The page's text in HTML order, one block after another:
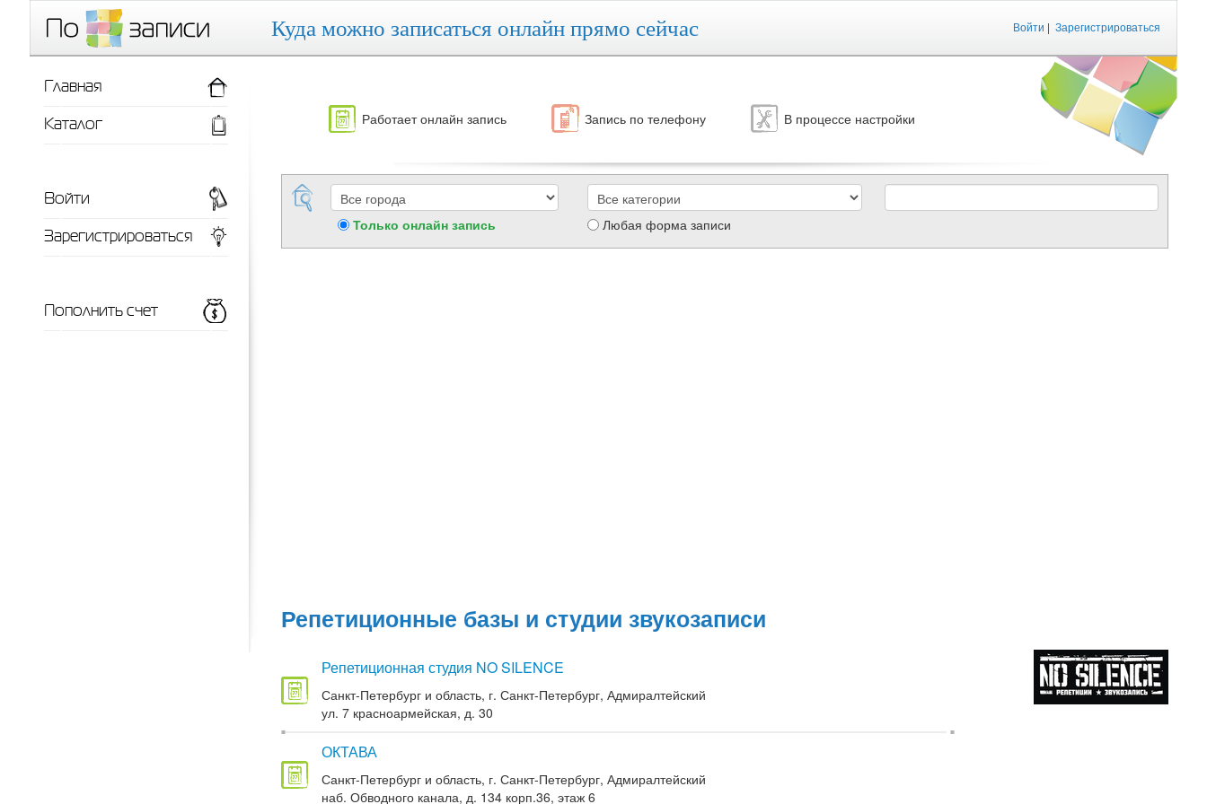
Войти | Зарегистрироваться
Куда можно записаться онлайн прямо сейчас
Работает онлайн запись Запись по телефону В процессе настройки
Только онлайн запись Любая форма записи
Репетиционные базы и студии звукозаписи
Репетиционная студия NO SILENCE
Санкт-Петербург и область, г. Санкт-Петербург, Адмиралтейский
ул. 7 красноармейская, д. 30
ОКТАВА
Санкт-Петербург и область, г. Санкт-Петербург, Адмиралтейский
наб. Обводного канала, д. 134 корп.36, этаж 6
Главная
Каталог
Войти
Зарегистрироваться
Пополнить счет